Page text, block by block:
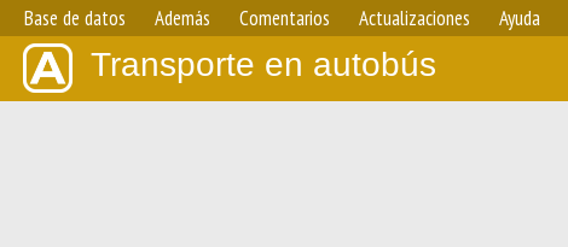
Base de datos Además Comentarios Actualizaciones Ayuda
Transporte en autobús